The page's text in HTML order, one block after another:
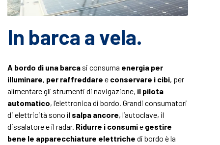
In barca a vela.
A bordo di una barca si consuma energia per
illuminare, per raffreddare e conservare i cibi, per
alimentare gli strumenti di navigazione, il pilota
automatico, l’elettronica di bordo. Grandi consumatori
di elettricità sono il salpa ancore, l’autoclave, il
dissalatore e il radar. Ridurre i consumie gestire
bene le apparecchiature elettriche di bordo è la